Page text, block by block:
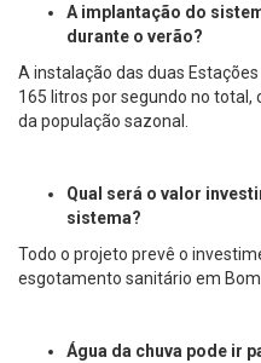
A implantação do
durante o verão?
A instalação das duas
165 litros por segundo no total,
da população sazonal.
Qual será o valor
sistema?
Todo o projeto prevê o
esgotamento sanitário em
Água da chuva pode ir